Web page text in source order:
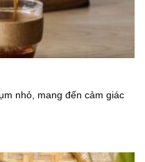
nhỏ, mang đến cảm giác